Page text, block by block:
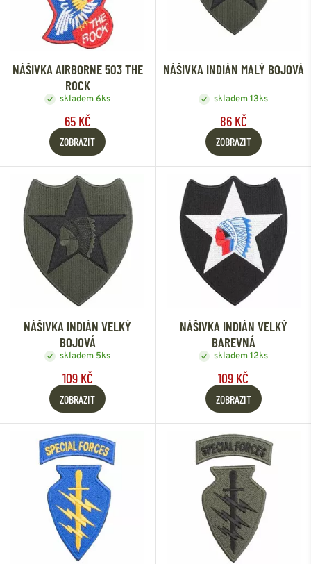
NÁŠIVKA AIRBORNE 503 THE
ROCK
skladem 6ks
65 KČ
ZOBRAZIT
NÁŠIVKA INDIÁN MALÝ BOJOVÁ
skladem 13ks
86 KČ
ZOBRAZIT
NÁŠIVKA INDIÁN VELKÝ
BOJOVÁ
skladem 5ks
109 KČ
ZOBRAZIT
NÁŠIVKA INDIÁN VELKÝ
BAREVNÁ
skladem 12ks
109 KČ
ZOBRAZIT